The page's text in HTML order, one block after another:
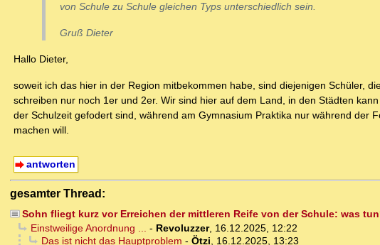
von Schule zu Schule gleichen Typs unterschiedlich sein.
Gruß Dieter
Hallo Dieter,
soweit ich das hier in der Region mitbekommen habe, sind diejenigen Schüler,
schreiben nur noch 1er und 2er. Wir sind hier auf dem Land, in den Städten
der Schulzeit gefodert sind, während am Gymnasium Praktika nur während der
machen will.
antworten
gesamter Thread:
Sohn fliegt kurz vor Erreichen der mittleren Reife von der Schule: was
Einstweilige Anordnung ... - Revoluzzer, 16.12.2025, 12:22
Das ist nicht das Hauptproblem - Ötzi, 16.12.2025, 13:23